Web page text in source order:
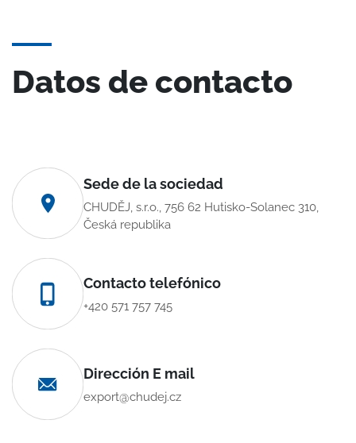
Datos de contacto
Sede de la sociedad
CHUDĚJ, s.r.o., 756 62 Hutisko-Solanec 310,
Česká republika
Contacto telefónico
+420 571 757 745
Dirección E mail
export@chudej.cz